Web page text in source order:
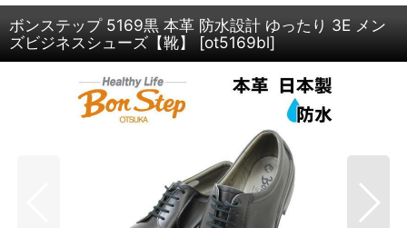
ボンステップ 5169黒 本革 防水設計 ゆったり 3E メン
ズビジネスシューズ【靴】
[ot5169bl]